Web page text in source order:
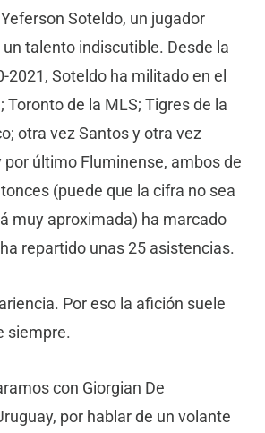
Soteldo, un jugador
talento indiscutible. Desde la
2021, Soteldo ha militado en el
Toronto de la MLS; Tigres de la
otra vez Santos y otra vez
por último Fluminense, ambos de
(puede que la cifra no sea
muy aproximada) ha marcado
repartido unas 25 asistencias.
Por eso la afición suele
siempre.
con Giorgian De
por hablar de un volante